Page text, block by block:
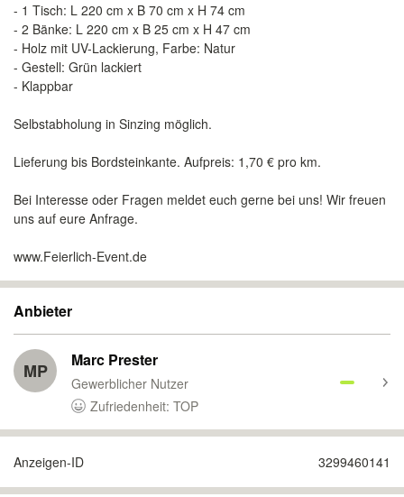
- 1 Tisch: L 220 cm x B 70 cm x H 74 cm
- 2 Bänke: L 220 cm x B 25 cm x H 47 cm
- Holz mit UV-Lackierung, Farbe: Natur
- Gestell: Grün lackiert
- Klappbar
Selbstabholung in Sinzing möglich.
Lieferung bis Bordsteinkante. Aufpreis: 1,70 € pro km.
Bei Interesse oder Fragen meldet euch gerne bei uns! Wir freuen
uns auf eure Anfrage.
www.Feierlich-Event.de
Anbieter
MP Marc Prester
Gewerblicher Nutzer
Zufriedenheit: TOP
Anzeigen-ID 3299460141